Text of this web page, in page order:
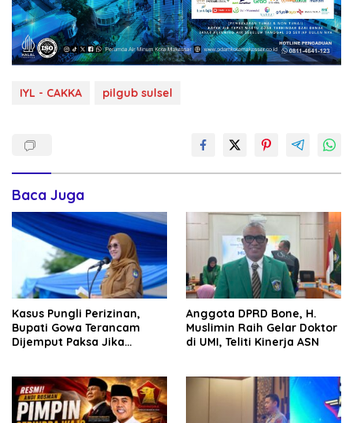
IYL - CAKKA pilgub sulsel
Baca Juga
Kasus Pungli Perizinan,
Bupati Gowa Terancam
Dijemput Paksa Jika
Anggota DPRD Bone, H.
Muslimin Raih Gelar Doktor
di UMI, Teliti Kinerja ASN